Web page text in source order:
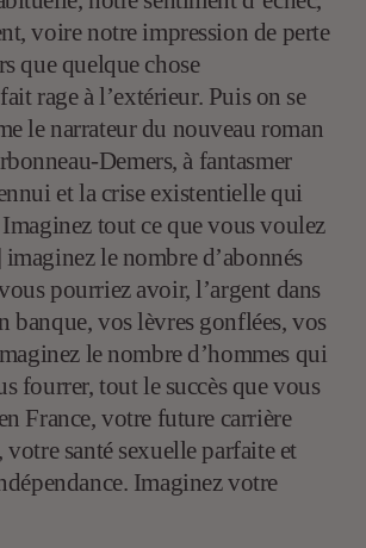
voire notre impression de perte
que quelque chose
rage à l’extérieur. Puis on se
le narrateur du nouveau roman
Demers, à fantasmer
et la crise existentielle qui
tout ce que vous voulez
le nombre d’abonnés
pourriez avoir, l’argent dans
banque, vos lèvres gonflées, vos
le nombre d’hommes qui
fourrer, tout le succès que vous
France, votre future carrière
votre santé sexuelle parfaite et
Imaginez votre